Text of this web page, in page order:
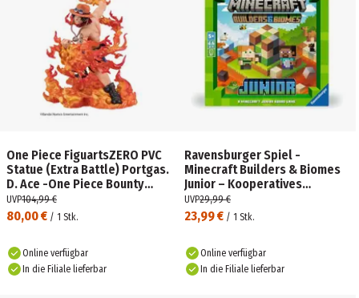
One Piece FiguartsZERO PVC
Statue (Extra Battle) Portgas.
D. Ace -One Piece Bounty
Rush 5th Anniversary- 17 cm
80,00 € / 1 Stk.
UVP104,99 €
Online verfügbar
In die Filiale lieferbar
Ravensburger Spiel -
Minecraft Builders & Biomes
Junior – Kooperatives
Kinderspiel ab 5 Jahren für 2-
4 Personen
23,99 € / 1 Stk.
UVP29,99 €
Online verfügbar
In die Filiale lieferbar